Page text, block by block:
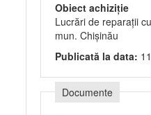
Obiect achiziție
Lucrări de reparații
mun. Chișinău
Publicată la data:
Documente